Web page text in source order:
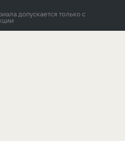
допускается только с